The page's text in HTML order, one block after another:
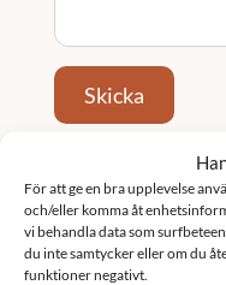
För att ge en bra upplevelse
och/eller komma åt
vi behandla data som
du inte samtycker eller om du
funktioner negativt.
Skicka
Tjänster